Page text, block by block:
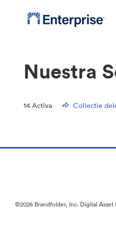
Nuestra
14 Activa Collectie
©2026 Brandfolder, Inc. Digital Asset